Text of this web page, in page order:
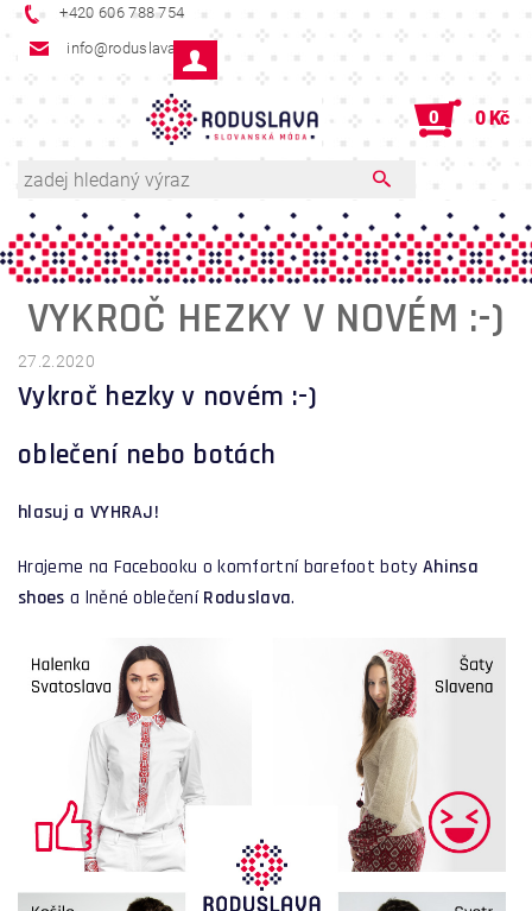
+420 606 788 754
info@roduslava.cz
0 0 Kč
VYKROČ HEZKY V NOVÉM :-)
27.2.2020
Vykroč hezky v novém :-)
oblečení nebo botách
hlasuj a VYHRAJ!
Hrajeme na Facebooku o komfortní barefoot botyAhinsa
shoes a lněné oblečeníRoduslava.